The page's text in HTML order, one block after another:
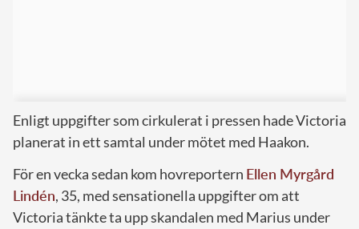
Enligt uppgifter som cirkulerat i pressen hade Victoria
planerat in ett samtal under mötet med Haakon.
För en vecka sedan kom hovreportern Ellen Myrgård
Lindén, 35, med sensationella uppgifter om att
Victoria tänkte ta upp skandalen med Marius under